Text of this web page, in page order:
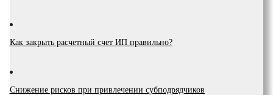
Как закрыть расчетный счет ИП правильно?
Снижение рисков при привлечении субподрядчиков